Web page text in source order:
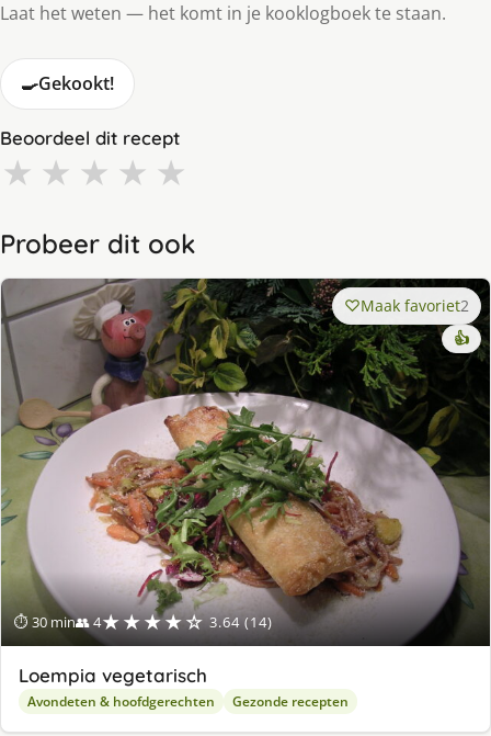
Laat het weten — het komt in je kooklogboek te staan.
🍳Gekookt!
Beoordeel dit recept
★ ★ ★ ★ ★
Probeer dit ook
⏱ 30 min👥 4★★★★☆ 3.64 (14)
Maak favoriet2
👍
Loempia vegetarisch
Avondeten & hoofdgerechten Gezonde recepten